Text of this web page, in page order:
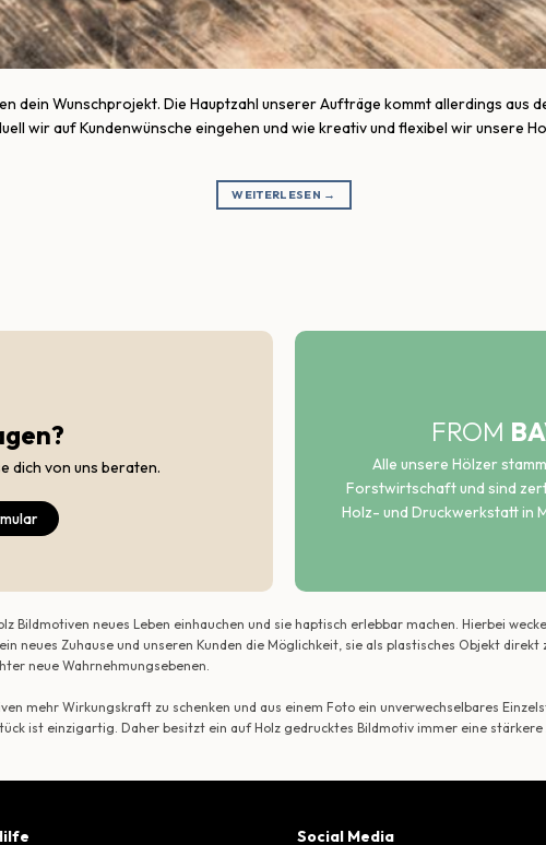
dein Wunschprojekt. Die Hauptzahl unserer Aufträge kommt allerdings aus
wir auf Kundenwünsche eingehen und wie kreativ und flexibel wir unsere
WEITERLESEN →
dich von uns beraten.
FROM
Alle unsere Hölzer
Forstwirtschaft und sind
Holz- und Druckwerkstatt in
Bildmotiven neues Leben einhauchen und sie haptisch erlebbar machen. Hierbei
neues Zuhause und unseren Kunden die Möglichkeit, sie als plastisches Objekt
neue Wahrnehmungsebenen.
mehr Wirkungskraft zu schenken und aus einem Foto ein unverwechselbares
ist einzigartig. Daher besitzt ein auf Holz gedrucktes Bildmotiv immer eine
Social Media